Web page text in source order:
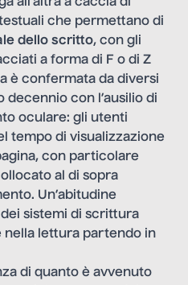
all’altra a caccia di
che permettano di
dello scritto, con gli
a forma di F o di Z
è confermata da diversi
decennio con l’ausilio di
oculare: gli utenti
tempo di visualizzazione
con particolare
al di sopra
Un’abitudine
sistemi di scrittura
lettura partendo in
di quanto è avvenuto